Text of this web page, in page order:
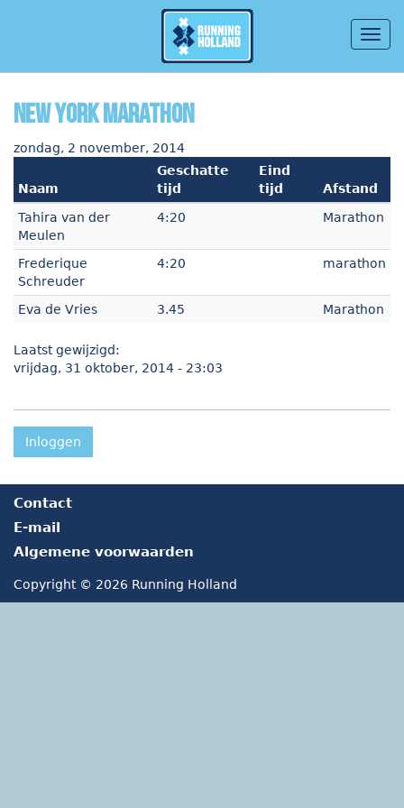
Overslaan en naar de inhoud gaan
New York marathon
zondag, 2 november, 2014
Naam
Geschatte
tijd
Eind
tijd
Afstand
Tahira van der
Meulen
4:20 Marathon
Frederique
Schreuder
4:20 marathon
Eva de Vries 3.45 Marathon
Laatst gewijzigd:
vrijdag, 31 oktober, 2014 - 23:03
Inloggen
Contact
E-mail
Algemene voorwaarden
Copyright © 2026 Running Holland